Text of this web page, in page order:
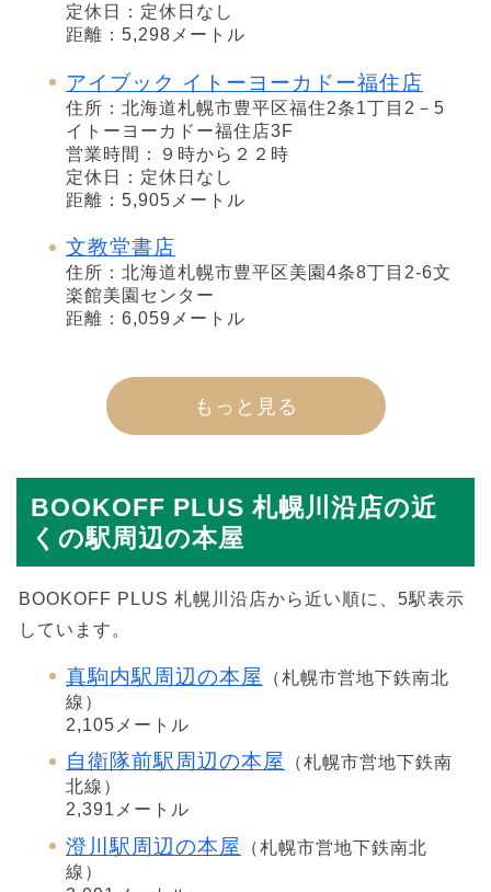
定休日：定休日なし
距離：5,298メートル
アイブック イトーヨーカドー福住店
住所：北海道札幌市豊平区福住2条1丁目2－5
イトーヨーカドー福住店3F
営業時間：９時から２２時
定休日：定休日なし
距離：5,905メートル
文教堂書店
住所：北海道札幌市豊平区美園4条8丁目2-6文
楽館美園センター
距離：6,059メートル
もっと見る
BOOKOFF PLUS 札幌川沿店の近
くの駅周辺の本屋
BOOKOFF PLUS 札幌川沿店から近い順に、5駅表示
しています。
真駒内駅周辺の本屋
（札幌市営地下鉄南北
線）
2,105メートル
自衛隊前駅周辺の本屋
（札幌市営地下鉄南
北線）
2,391メートル
澄川駅周辺の本屋
（札幌市営地下鉄南北
線）